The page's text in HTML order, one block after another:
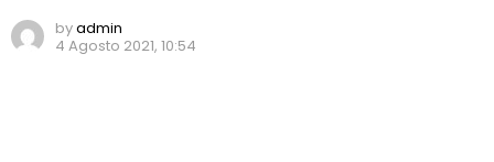
byadmin
4 Agosto 2021, 10:54